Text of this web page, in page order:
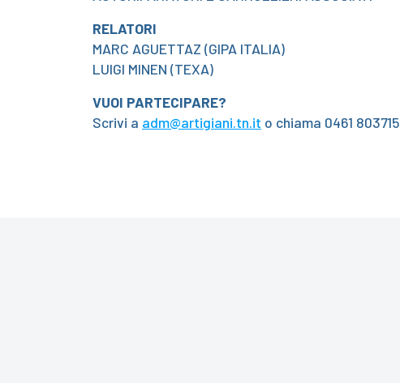
RELATORI
MARC AGUETTAZ (GIPA ITALIA)
LUIGI MINEN (TEXA)
VUOI PARTECIPARE?
Scrivi a adm@artigiani.tn.it o chiama 0461 803715